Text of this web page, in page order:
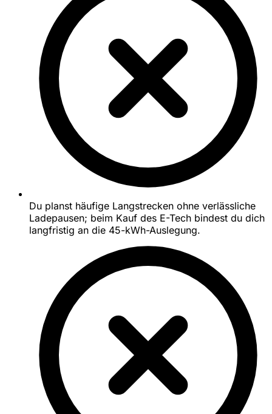
Du planst häufige Langstrecken ohne verlässliche
Ladepausen; beim Kauf des E-Tech bindest du dich
langfristig an die 45-kWh-Auslegung.